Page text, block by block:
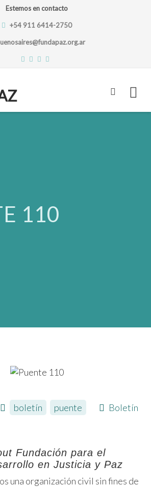
Estemos en contacto
+54 911 6414-2750
110
boletín puente Boletín
Fundación para el
en Justicia y Paz
una organización civil sin fines de